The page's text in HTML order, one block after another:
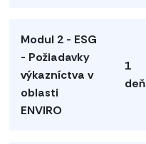
Modul 2 - ESG
- Požiadavky
výkazníctva v
oblasti
ENVIRO
1
deň